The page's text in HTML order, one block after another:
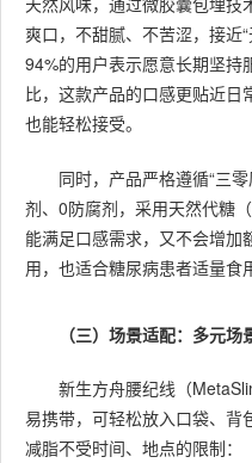
爽口，不甜腻、不苦涩，接近
94%的用户表示愿意长期坚持
比，这款产品的口感更贴近日
也能轻松接受。
同时，产品严格遵循“三
剂、0防腐剂，采用天然代糖
能满足口感需求，又不会增
用，也适合糖尿病患者适量食
（三）场景适配：多元
新生方舟腰纪线（
易携带，可轻松放入口袋、背
减脂不受时间、地点的限制：